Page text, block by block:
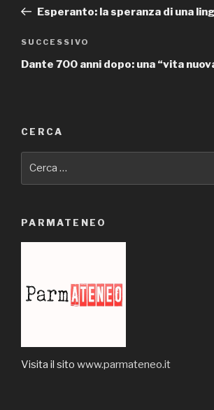
precedente:
Esperanto: la speranza di una
Articolo
successivo
SUCCESSIVO
Dante 700 anni dopo: una “vita
CERCA
Cerca:
PARMATENEO
Visita il sito www.parmateneo.it